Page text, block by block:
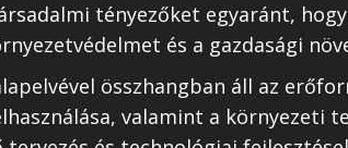
tényezőket egyaránt, hogy
és a gazdasági
összhangban áll az
valamint a környezeti